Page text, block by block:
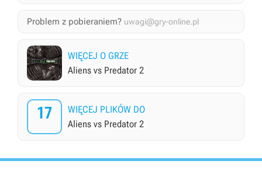
Problem z pobieraniem? uwagi@gry-online.pl
WIĘCEJ O GRZE
Aliens vs Predator 2
17
WIĘCEJ PLIKÓW DO
Aliens vs Predator 2